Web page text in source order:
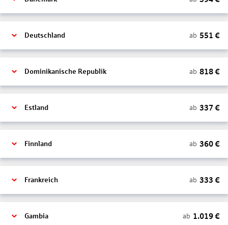
Deutschland ab 551 €
Dominikanische Republik ab 818€
Estland ab 337 €
Finnland ab 360€
Frankreich ab 333 €
Gambia ab 1.019€